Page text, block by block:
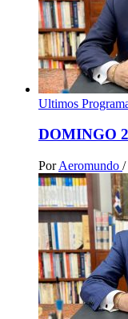
Ultimos
DOMINGO
Por Aeromundo /